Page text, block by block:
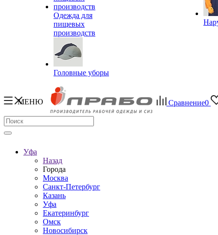
Одежда для
пищевых
производств
Головные уборы
МЕНЮ Сравнение0
Уфа
Назад
Города
Москва
Санкт-Петербург
Казань
Уфа
Екатеринбург
Омск
Новосибирск